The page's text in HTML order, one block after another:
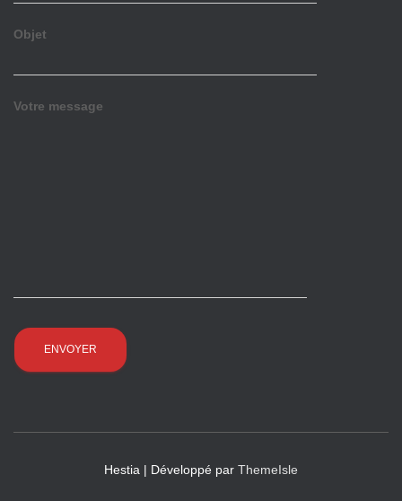
Objet
Votre message
Hestia | Développé par ThemeIsle